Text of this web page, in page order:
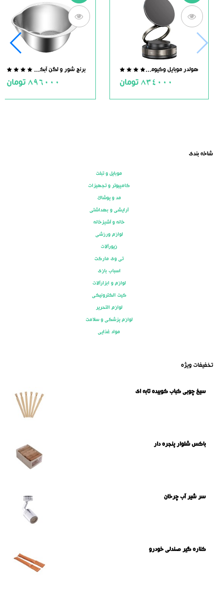
out
5
هولدر موبایل وکیومی مگنت دار
834000 تومان
5
برنج شور و لگن آبکش دار استیل
896000 تومان
شاخه بندی
موبایل و تبلت
کامپیوتر و تجهیزات
مد و پوشاک
آرایشی و بهداشتی
خانه و آشپزخانه
لوازم ورزشی
زیورآلات
تی وی مارکت
اسباب بازی
لوازم و ابزارآلات
کیت الکترونیکی
لوازم التحریر
لوازم پزشکی و سلامت
مواد غذایی
تخفیفات ویژه
سیخ چوبی کباب کوبیده تابه ای
باکس شلوار پنجره دار
سر شیر آب چرخان
کناره گیر صندلی خودرو